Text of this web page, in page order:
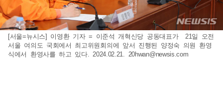
[서울=뉴시스] 이영환 기자 = 이준석 개혁신당 공동대표가 21일 오전
서울 여의도 국회에서 최고위원회의에 앞서 진행된 양정숙 의원 환영
식에서 환영사를 하고 있다. 2024.02.21. 20hwan@newsis.com